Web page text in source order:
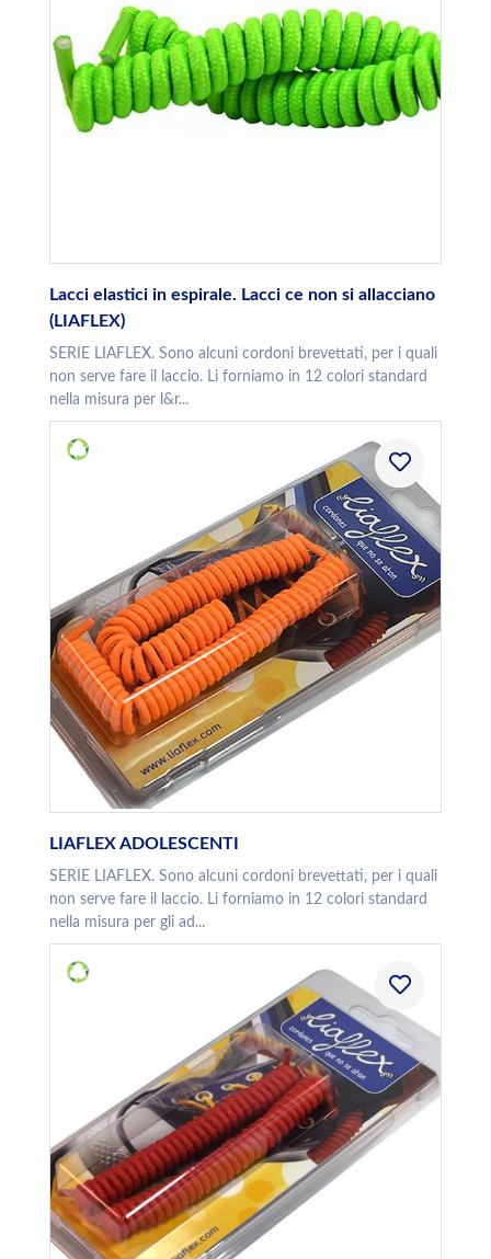
Lacci elastici in espirale. Lacci ce non si allacciano
(LIAFLEX)
SERIE LIAFLEX. Sono alcuni cordoni brevettati, per i quali
non serve fare il laccio. Li forniamo in 12 colori standard
nella misura per l&r...
LIAFLEX ADOLESCENTI
SERIE LIAFLEX. Sono alcuni cordoni brevettati, per i quali
non serve fare il laccio. Li forniamo in 12 colori standard
nella misura per gli ad...